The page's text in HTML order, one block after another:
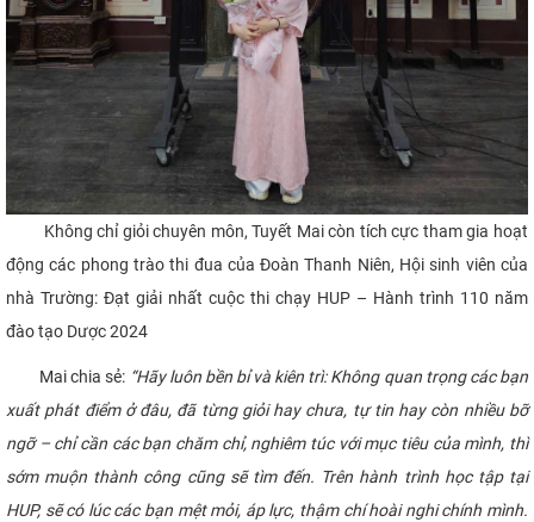
Không chỉ giỏi chuyên môn, Tuyết Mai còn tích cực tham gia hoạt
động các phong trào thi đua của Đoàn Thanh Niên, Hội sinh viên của
nhà Trường: Đạt giải nhất cuộc thi chạy HUP – Hành trình 110 năm
đào tạo Dược 2024
Mai chia sẻ: “Hãy luôn bền bỉ và kiên trì: Không quan trọng các bạn
xuất phát điểm ở đâu, đã từng giỏi hay chưa, tự tin hay còn nhiều bỡ
ngỡ – chỉ cần các bạn chăm chỉ, nghiêm túc với mục tiêu của mình, thì
sớm muộn thành công cũng sẽ tìm đến. Trên hành trình học tập tại
HUP, sẽ có lúc các bạn mệt mỏi, áp lực, thậm chí hoài nghi chính mình.